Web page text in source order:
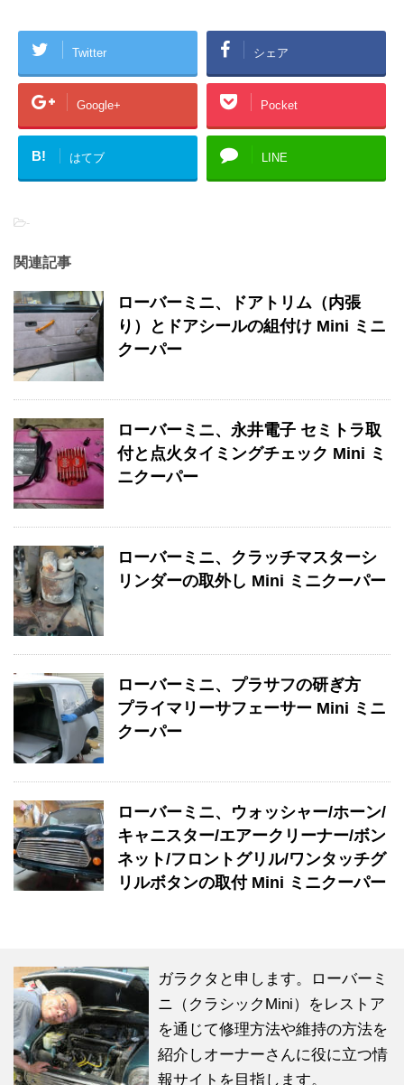
Twitter シェア
Google+ Pocket
B! はてブ LINE
-
関連記事
ローバーミニ、ドアトリム（内張
り）とドアシールの組付け Mini ミニ
クーパー
ローバーミニ、永井電子 セミトラ取
付と点火タイミングチェック Mini ミ
ニクーパー
ローバーミニ、クラッチマスターシ
リンダーの取外し Mini ミニクーパー
ローバーミニ、プラサフの研ぎ方
プライマリーサフェーサー Mini ミニ
クーパー
ローバーミニ、ウォッシャー/ホーン/
キャニスター/エアークリーナー/ボン
ネット/フロントグリル/ワンタッチグ
リルボタンの取付 Mini ミニクーパー
ガラクタと申します。ローバーミ
ニ（クラシックMini）をレストア
を通じて修理方法や維持の方法を
紹介しオーナーさんに役に立つ情
報サイトを目指します。